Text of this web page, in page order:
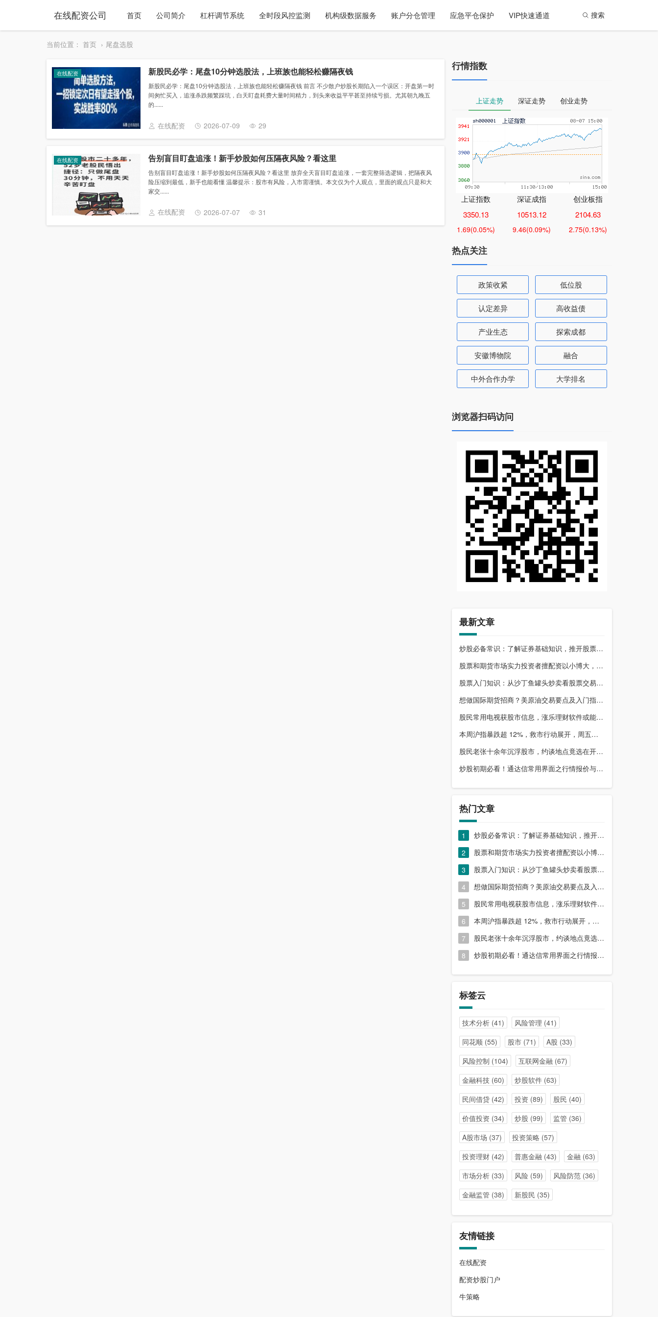
在线配资公司 首页 公司简介 杠杆调节系统 全时段风控监测 机构级数据服务 账户分仓管理 应急平仓保护 VIP快速通道 搜索
当前位置： 首页 尾盘选股
在线配资 新股民必学：尾盘10分钟选股法，上班族也能轻松赚隔夜钱
新股民必学：尾盘10分钟选股法，上班族也能轻松赚隔夜钱 前言 不少散户炒股长期陷入一个误区：开盘第一时
间匆忙买入，追涨杀跌频繁踩坑，白天盯盘耗费大量时间精力，到头来收益平平甚至持续亏损。尤其朝九晚五
的......
在线配资 2026-07-09 29
在线配资 告别盲目盯盘追涨！新手炒股如何压隔夜风险？看这里
告别盲目盯盘追涨！新手炒股如何压隔夜风险？看这里 放弃全天盲目盯盘追涨，一套完整筛选逻辑，把隔夜风
险压缩到最低，新手也能看懂 温馨提示：股市有风险，入市需谨慎。本文仅为个人观点，里面的观点只是和大
家交......
在线配资 2026-07-07 31
行情指数
上证走势 深证走势 创业走势
上证指数
3350.13
1.69(0.05%)
深证成指
10513.12
9.46(0.09%)
创业板指
2104.63
2.75(0.13%)
热点关注
政策收紧 低位股
认定差异 高收益债
产业生态 探索成都
安徽博物院 融合
中外合作办学 大学排名
浏览器扫码访问
最新文章
炒股必备常识：了解证券基础知识，推开股票市场大门
股票和期货市场实力投资者擅配资以小博大，顶配网优势尽显
股票入门知识：从沙丁鱼罐头炒卖看股票交易本质，你了解吗？
想做国际期货招商？美原油交易要点及入门指南请收好
股民常用电视获股市信息，涨乐理财软件或能满足更多需求？
本周沪指暴跌超 12%，救市行动展开，周五市场有何措施？
股民老张十余年沉浮股市，约谈地点竟选在开户超市门口？
炒股初期必看！通达信常用界面之行情报价与分时图介绍
热门文章
1
炒股必备常识：了解证券基础知识，推开股票市场大门
2
股票和期货市场实力投资者擅配资以小博大，顶配网优势尽显
3
股票入门知识：从沙丁鱼罐头炒卖看股票交易本质，你了解吗？
4
想做国际期货招商？美原油交易要点及入门指南请收好
5
股民常用电视获股市信息，涨乐理财软件或能满足更多需求？
6
本周沪指暴跌超 12%，救市行动展开，周五市场有何措施？
7
股民老张十余年沉浮股市，约谈地点竟选在开户超市门口？
8
炒股初期必看！通达信常用界面之行情报价与分时图介绍
标签云
技术分析 (41) 风险管理 (41)
同花顺 (55) 股市 (71) A股 (33)
风险控制 (104) 互联网金融 (67)
金融科技 (60) 炒股软件 (63)
民间借贷 (42) 投资 (89) 股民 (40)
价值投资 (34) 炒股 (99) 监管 (36)
A股市场 (37) 投资策略 (57)
投资理财 (42) 普惠金融 (43) 金融 (63)
市场分析 (33) 风险 (59) 风险防范 (36)
金融监管 (38) 新股民 (35)
友情链接
在线配资
配资炒股门户
牛策略